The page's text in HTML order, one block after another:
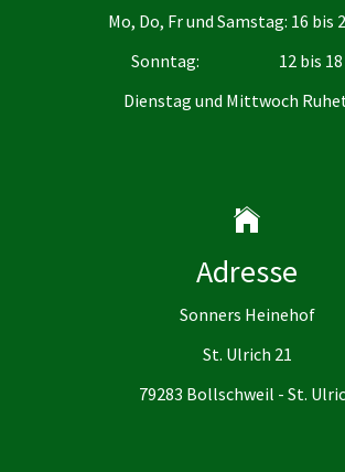
Mo, Do, Fr und Samstag: 16 bis
Sonntag: 12 bis 18
Dienstag und Mittwoch
Adresse
Sonners Heinehof
St. Ulrich 21
79283 Bollschweil - St.